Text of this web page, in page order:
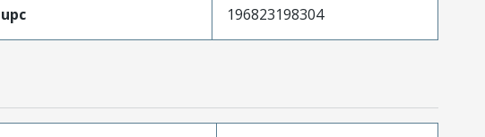
upc 196823198304